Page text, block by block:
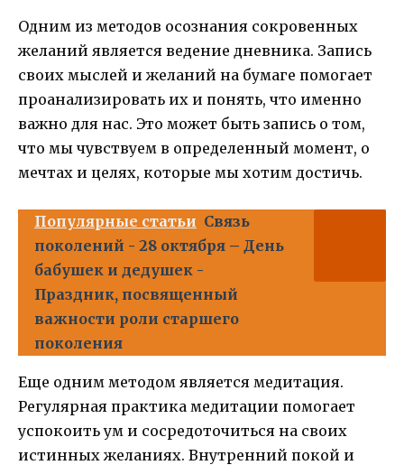
Одним из методов осознания сокровенных
желаний является ведение дневника. Запись
своих мыслей и желаний на бумаге помогает
проанализировать их и понять, что именно
важно для нас. Это может быть запись о том,
что мы чувствуем в определенный момент, о
мечтах и целях, которые мы хотим достичь.
Популярные статьи Связь
поколений - 28 октября – День
бабушек и дедушек -
Праздник, посвященный
важности роли старшего
поколения
Еще одним методом является медитация.
Регулярная практика медитации помогает
успокоить ум и сосредоточиться на своих
истинных желаниях. Внутренний покой и